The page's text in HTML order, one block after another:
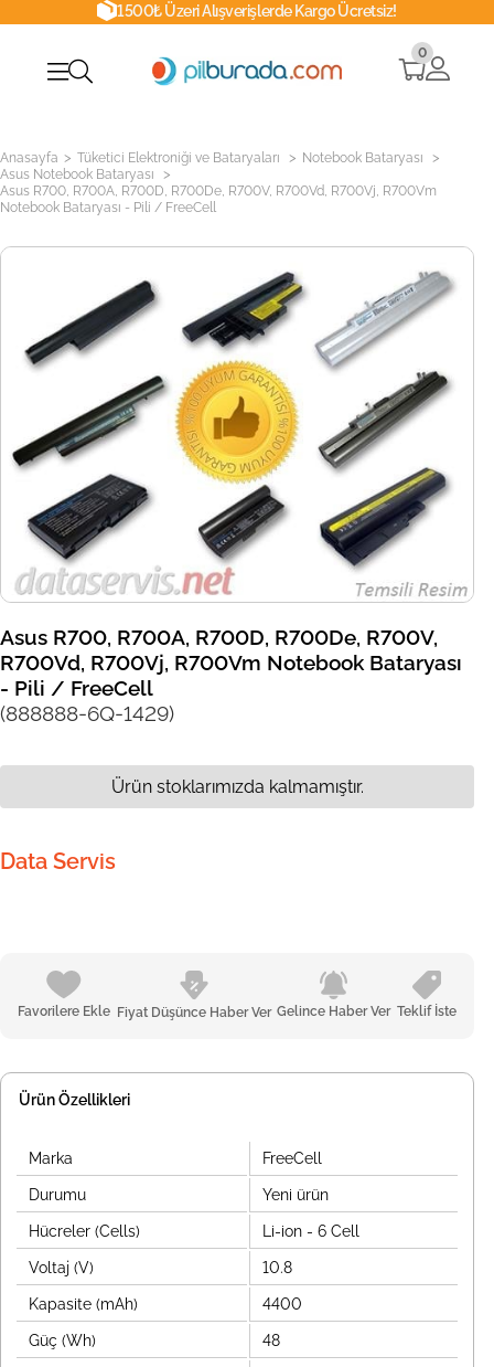
1500₺ Üzeri Alışverişlerde Kargo Ücretsiz!
0
Anasayfa > Tüketici Elektroniği ve Bataryaları > Notebook Bataryası >
Asus Notebook Bataryası >
Asus R700, R700A, R700D, R700De, R700V, R700Vd, R700Vj, R700Vm
Notebook Bataryası - Pili / FreeCell
Asus R700, R700A, R700D, R700De, R700V,
R700Vd, R700Vj, R700Vm Notebook Bataryası
- Pili / FreeCell
(888888-6Q-1429)
Data Servis
Favorilere Ekle Fiyat Düşünce Haber Ver Gelince Haber Ver Teklif İste
Ürün stoklarımızda kalmamıştır.
Ürün Özellikleri
Marka FreeCell
Durumu Yeni ürün
Hücreler (Cells) Li-ion - 6 Cell
Voltaj (V) 10.8
Kapasite (mAh) 4400
Güç (Wh) 48